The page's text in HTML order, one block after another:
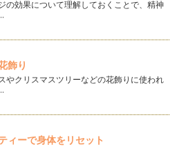
は「ファーストバースデー〜１歳
ていただ…
こどもの日
端午の節句とも呼ばれ、「鎧
男…
手作りガーランド☆
ものためのディプロマクラス
の効果について理解しておくことで、精神
飾り
やクリスマスツリーなどの花飾りに使われ
ィーで身体をリセット